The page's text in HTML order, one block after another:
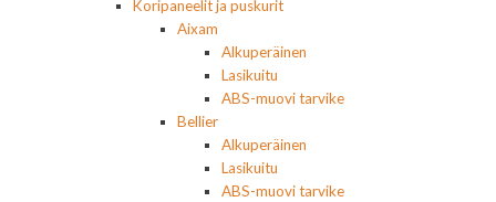
Koripaneelit ja puskurit
Aixam
Alkuperäinen
Lasikuitu
ABS-muovi tarvike
Bellier
Alkuperäinen
Lasikuitu
ABS-muovi tarvike